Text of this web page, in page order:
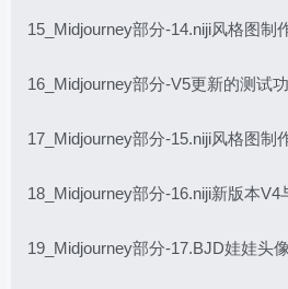
15_Midjourney部分-14.niji风格图制
16_Midjourney部分-V5更新的测试
17_Midjourney部分-15.niji风格图制
18_Midjourney部分-16.niji新版本V4
19_Midjourney部分-17.BJD娃娃头